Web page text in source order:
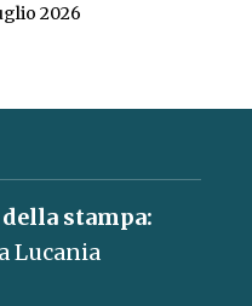
2026
stampa:
Lucania